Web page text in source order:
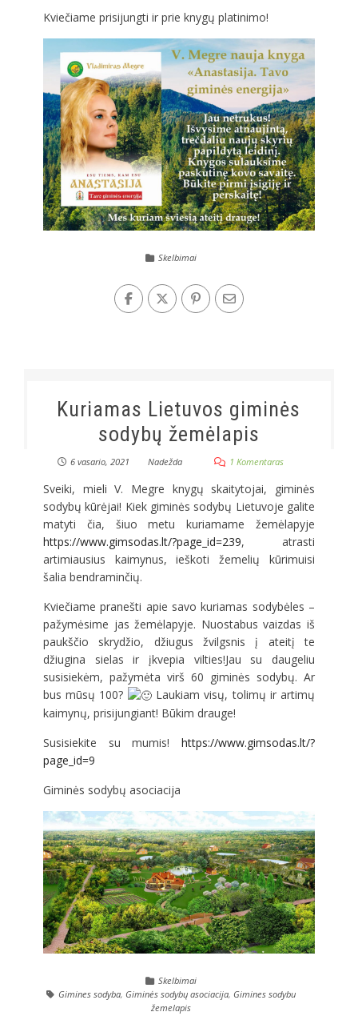
Kviečiame prisijungti ir prie knygų platinimo!
Skelbimai
Kuriamas Lietuvos giminės
sodybų žemėlapis
6 vasario, 2021 Nadežda 1 Komentaras
Sveiki, mieli V. Megre knygų skaitytojai, giminės
sodybų kūrėjai! Kiek giminės sodybų Lietuvoje galite
matyti čia, šiuo metu kuriamame žemėlapyje
https://www.gimsodas.lt/?page_id=239, atrasti
artimiausius kaimynus, ieškoti žemelių kūrimuisi
šalia bendraminčių.
Kviečiame pranešti apie savo kuriamas sodybėles –
pažymėsime jas žemėlapyje. Nuostabus vaizdas iš
paukščio skrydžio, džiugus žvilgsnis į ateitį te
džiugina sielas ir įkvepia vilties!Jau su daugeliu
susisiekėm, pažymėta virš 60 giminės sodybų. Ar
bus mūsų 100?
Laukiam visų, tolimų ir artimų
kaimynų, prisijungiant! Būkim drauge!
Susisiekite su mumis!https://www.gimsodas.lt/?
page_id=9
Giminės sodybų asociacija
Skelbimai
Gimines sodyba, Giminės sodybų asociacija, Gimines sodybu
žemelapis